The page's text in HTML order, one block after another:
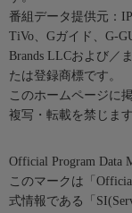
番組データ提供元：
TiVo、Gガイド、G-
Brands LLCおよび／
たは登録商標です。
このホームページに
複写・転載を禁じます
Official Program Data
このマークは「
式情報である「